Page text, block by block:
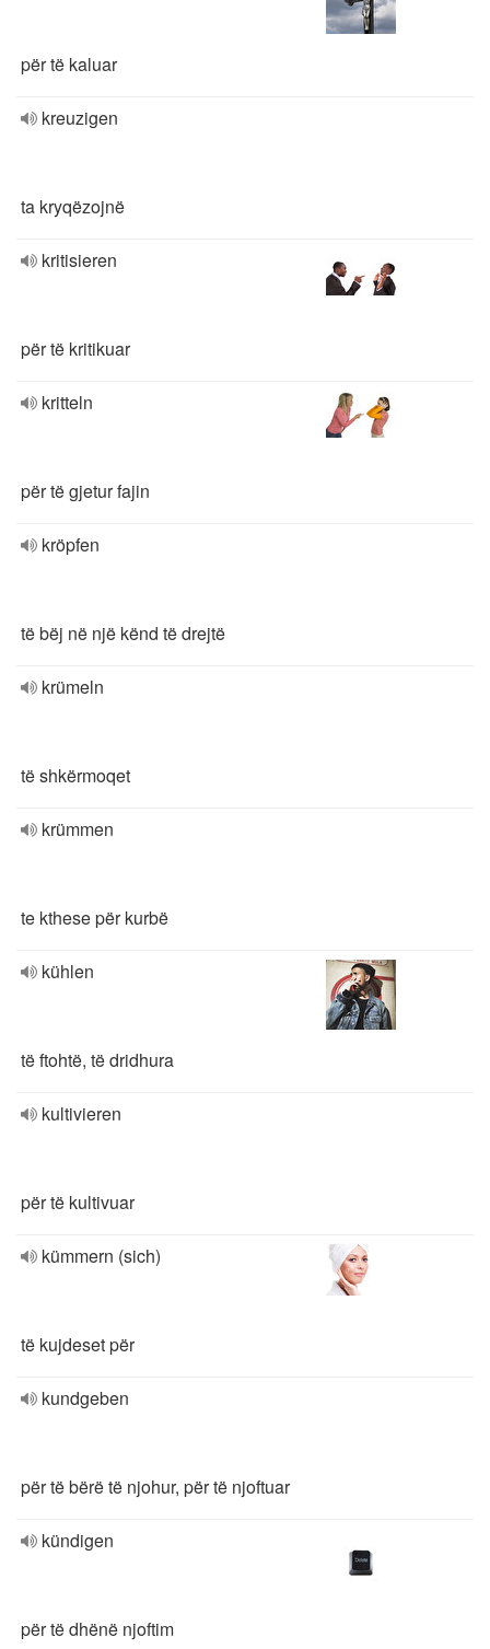
për të kaluar
kreuzigen
ta kryqëzojnë
kritisieren
për të kritikuar
kritteln
për të gjetur fajin
kröpfen
të bëj në një kënd të drejtë
krümeln
të shkërmoqet
krümmen
te kthese për kurbë
kühlen
të ftohtë, të dridhura
kultivieren
për të kultivuar
kümmern (sich)
të kujdeset për
kundgeben
për të bërë të njohur, për të njoftuar
kündigen
për të dhënë njoftim